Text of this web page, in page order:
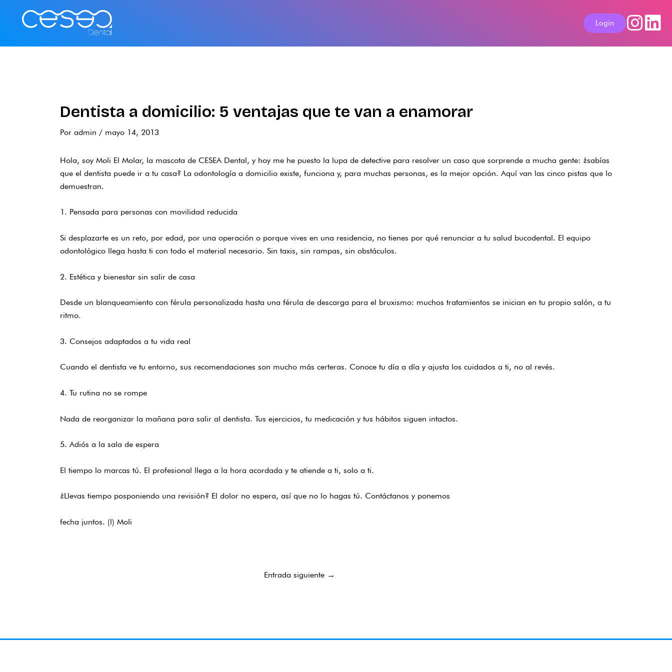
Login
Dentista a domicilio: 5 ventajas que te van a enamorar
Por admin / mayo 14, 2013
Hola, soy Moli El Molar, la mascota de CESEA Dental, y hoy me he puesto la lupa de detective para resolver un caso que sorprende a mucha gente: ¿sabías
que el dentista puede ir a tu casa? La odontología a domicilio existe, funciona y, para muchas personas, es la mejor opción. Aquí van las cinco pistas que lo
demuestran.
1. Pensada para personas con movilidad reducida
Si desplazarte es un reto, por edad, por una operación o porque vives en una residencia, no tienes por qué renunciar a tu salud bucodental. El equipo
odontológico llega hasta ti con todo el material necesario. Sin taxis, sin rampas, sin obstáculos.
2. Estética y bienestar sin salir de casa
Desde un blanqueamiento con férula personalizada hasta una férula de descarga para el bruxismo: muchos tratamientos se inician en tu propio salón, a tu
ritmo.
3. Consejos adaptados a tu vida real
Cuando el dentista ve tu entorno, sus recomendaciones son mucho más certeras. Conoce tu día a día y ajusta los cuidados a ti, no al revés.
4. Tu rutina no se rompe
Nada de reorganizar la mañana para salir al dentista. Tus ejercicios, tu medicación y tus hábitos siguen intactos.
5. Adiós a la sala de espera
El tiempo lo marcas tú. El profesional llega a la hora acordada y te atiende a ti, solo a ti.
¿Llevas tiempo posponiendo una revisión? El dolor no espera, así que no lo hagas tú. Contáctanos y ponemos
fecha juntos. (l) Moli
Entrada siguiente →